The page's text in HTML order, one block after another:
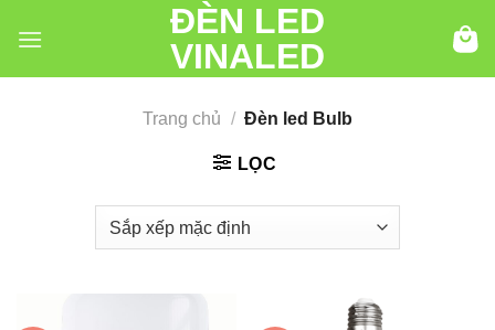
đến
ĐÈN LED
VINALED
Trang chủ / Đèn led Bulb
LỌC